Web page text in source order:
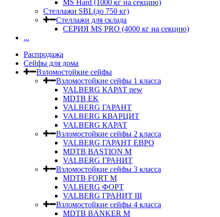
MS Hard (1000 кг на секцию)
Стеллажи SBL(до 750 кг)
Стеллажи для склада
СЕРИЯ MS PRO (4000 кг на секцию)
...
Распродажа
Сейфы для дома
Взломостойкие сейфы
Взломостойкие сейфы 1 класса
VALBERG КАРАТ new
MDTB EK
VALBERG ГАРАНТ
VALBERG КВАРЦИТ
VALBERG КАРАТ
Взломостойкие сейфы 2 класса
VALBERG ГАРАНТ ЕВРО
MDTB BASTION M
VALBERG ГРАНИТ
Взломостойкие сейфы 3 класса
MDTB FORT M
VALBERG ФОРТ
VALBERG ГРАНИТ III
Взломостойкие сейфы 4 класса
MDTB BANKER M